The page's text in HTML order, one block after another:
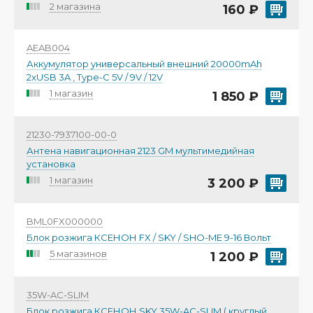
2 магазина
160 ₽
AEAB004
Аккумулятор универсальный внешний 20000mAh
2xUSB 3A , Type-C 5V / 9V / 12V
1 магазин
1 850 ₽
21230-7937100-00-0
Антена навигационная 2123 GM мультимедийная
установка
1 магазин
3 200 ₽
BML0FX000000
Блок розжига КСЕНОН FX / SKY / SHO-ME 9-16 Вольт
5 магазинов
1 200 ₽
35W-AC-SLIM